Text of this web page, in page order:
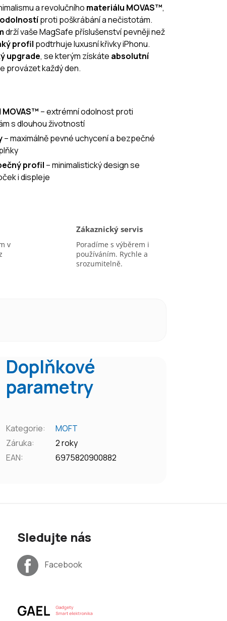
a revolučního materiálu MOVAS™,
proti poškrábání a nečistotám.
drží vaše MagSafe příslušenství pevněji než
profil podtrhuje luxusní křivky iPhonu.
upgrade, se kterým získáte absolutní
provázet každý den.
– extrémní odolnost proti
s dlouhou životností
– maximálně pevné uchycení a bezpečné
profil – minimalistický design se
i displeje
v
Zákaznický servis
Poradíme s výběrem i
používáním. Rychle a
srozumitelně.
Doplňkové
parametry
Kategorie:
MOFT
Záruka:
2 roky
EAN: 6975820900882
Sledujte nás
Facebook